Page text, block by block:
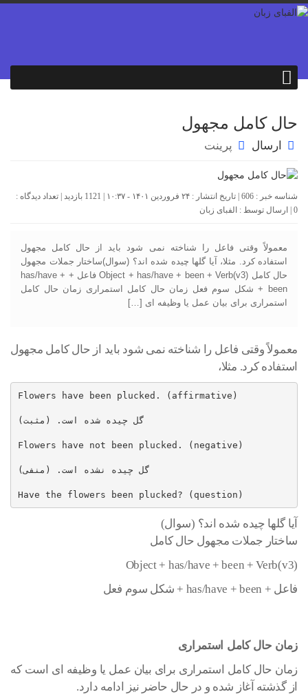
حال کامل مجهول
ارسال پرینت
شناسه خبر : 606 | تاریخ انتشار : ۲۴ فروردین ۱۴۰۱ - ۱۰:۳۷ | 1121 بازدید | تعداد دیدگاه :
0 | ارسال توسط : الفبای زبان
معمولاً وقتی فاعل را شناخته نمی شود باید از حال کامل مجهول
استفاده کرد. مثلا، آیا گلها چیده شده اند؟ (سوال)ساختار جملات مجهول
حال کامل Object + has/have + been + Verb(v3) فاعل + has/have +
been + شکل سوم فعل زمان حال کامل استمراری زمان حال کامل
استمراری برای بیان عمل یا وظیفه ای […]
معمولاً وقتی فاعل را شناخته نمی شود باید از حال کامل مجهول
استفاده کرد. مثلا،
Flowers have been plucked. (affirmative)
گل چیده شده است. (مثبت)
Flowers have not been plucked. (negative)
گل چیده نشده است. (منفی)
Have the flowers been plucked? (question)
آیا گلها چیده شده اند؟ (سوال)
ساختار جملات مجهول حال کامل
Object + has/have + been + Verb(v3)
فاعل + has/have + been + شکل سوم فعل
زمان حال کامل استمراری
زمان حال کامل استمراری برای بیان عمل یا وظیفه ای است که
از گذشته آغاز شده و در حال حاضر نیز ادامه دارد.